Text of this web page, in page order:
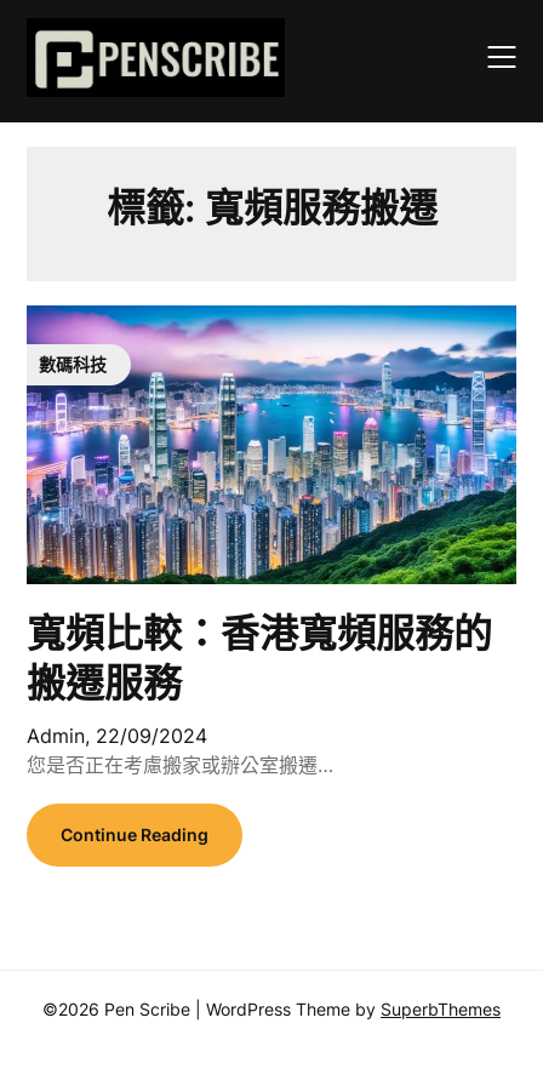
content
標籤: 寬頻服務搬遷
數碼科技
寬頻比較：香港寬頻服務的
搬遷服務
Admin, 22/09/2024
您是否正在考慮搬家或辦公室搬遷…
Continue Reading
©2026 Pen Scribe | WordPress Theme by SuperbThemes